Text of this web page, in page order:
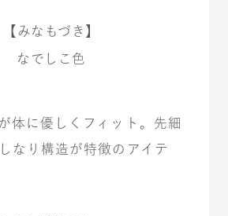
【みなもづき】
なでしこ色
体に優しくフィット。先細
なり構造が特徴のアイテ